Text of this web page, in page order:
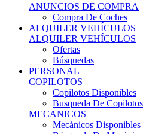
Compra De Coches
ALQUILER VEHÍCULOS
ALQUILER VEHÍCULOS
Ofertas
Búsquedas
PERSONAL
COPILOTOS
Copilotos Disponibles
Busqueda De Copilotos
MECANICOS
Mecánicos Disponibles
Búsqueda De Mecánicos
PIEZAS DE COMPETICIÓN